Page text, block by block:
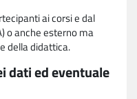
ai corsi e dal
o anche esterno ma
della didattica.
dati ed eventuale